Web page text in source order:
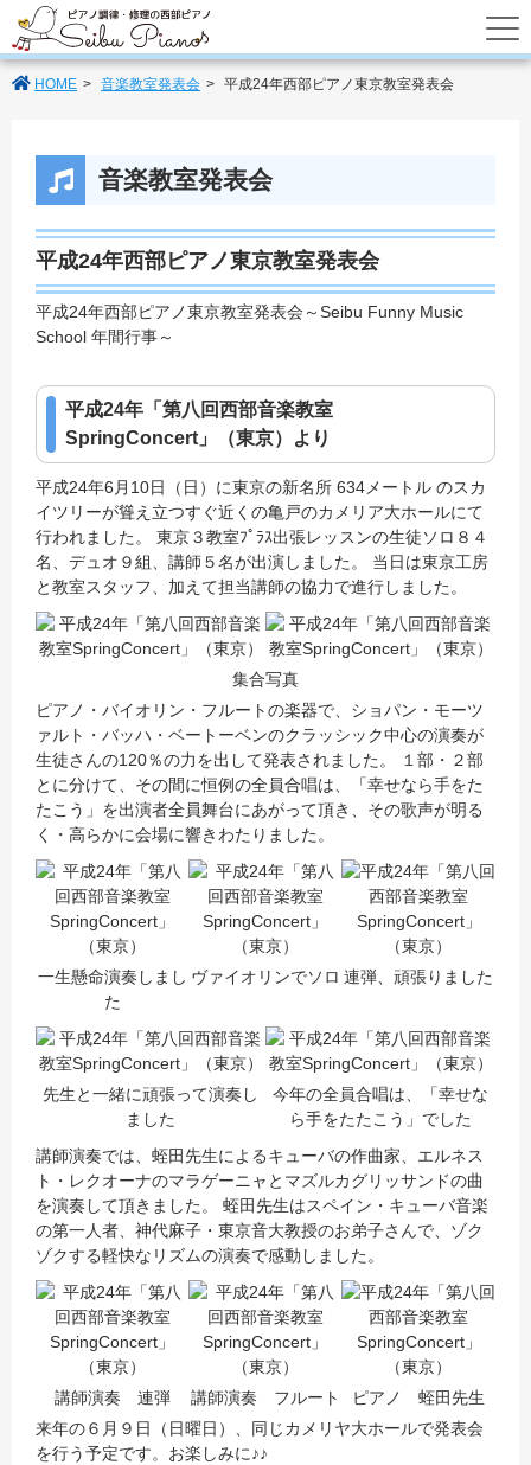
あなたのパートナーの西部ピアノでは調
HOME 音楽教室発表会 平成24年西部ピアノ東京教室発表会
音楽教室発表会
平成24年西部ピアノ東京教室発表会
平成24年西部ピアノ東京教室発表会～Seibu Funny Music
School 年間行事～
平成24年「第八回西部音楽教室
SpringConcert」（東京）より
平成24年6月10日（日）に東京の新名所 634メートル のスカ
イツリーが聳え立つすぐ近くの亀戸のカメリア大ホールにて
行われました。 東京３教室ﾌﾟﾗｽ出張レッスンの生徒ソロ８４
名、デュオ９組、講師５名が出演しました。 当日は東京工房
と教室スタッフ、加えて担当講師の協力で進行しました。
集合写真
ピアノ・バイオリン・フルートの楽器で、ショパン・モーツ
ァルト・バッハ・ベートーベンのクラッシック中心の演奏が
生徒さんの120％の力を出して発表されました。 １部・２部
とに分けて、その間に恒例の全員合唱は、「幸せなら手をた
たこう」を出演者全員舞台にあがって頂き、その歌声が明る
く・高らかに会場に響きわたりました。
一生懸命演奏しまし
た
ヴァイオリンでソロ 連弾、頑張りました
先生と一緒に頑張って演奏し
ました
今年の全員合唱は、「幸せな
ら手をたたこう」でした
講師演奏では、蛭田先生によるキューバの作曲家、エルネス
ト・レクオーナのマラゲーニャとマズルカグリッサンドの曲
を演奏して頂きました。 蛭田先生はスペイン・キューバ音楽
の第一人者、神代麻子・東京音大教授のお弟子さんで、ゾク
ゾクする軽快なリズムの演奏で感動しました。
講師演奏 連弾 講師演奏 フルート
ピアノ 蛭田先生
来年の６月９日（日曜日）、同じカメリヤ大ホールで発表会
を行う予定です。お楽しみに♪♪